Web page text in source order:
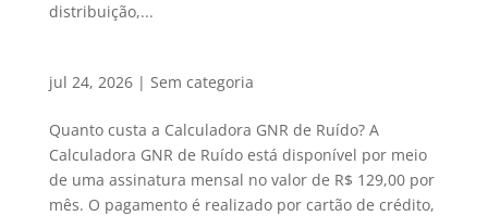
distribuição,...
jul 24, 2026| Sem categoria
Quanto custa a Calculadora GNR de Ruído? A
Calculadora GNR de Ruído está disponível por meio
de uma assinatura mensal no valor de R$ 129,00 por
mês. O pagamento é realizado por cartão de crédito,